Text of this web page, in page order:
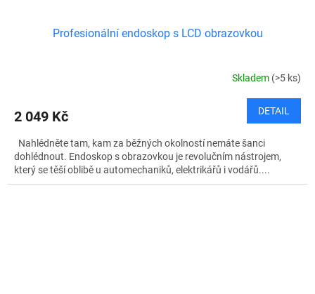
Profesionální endoskop s LCD obrazovkou
Skladem (>5 ks)
2 049 Kč DETAIL
Nahlédněte tam, kam za běžných okolností nemáte šanci
dohlédnout. Endoskop s obrazovkou je revolučním nástrojem,
který se těší oblibě u automechaniků, elektrikářů i vodářů....